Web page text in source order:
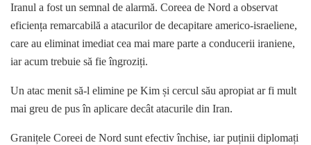
Iranul a fost un semnal de alarmă. Coreea de Nord a observat
eficiența remarcabilă a atacurilor de decapitare americo-israeliene,
care au eliminat imediat cea mai mare parte a conducerii iraniene,
iar acum trebuie să fie îngroziți.
Un atac menit să-l elimine pe Kim și cercul său apropiat ar fi mult
mai greu de pus în aplicare decât atacurile din Iran.
Granițele Coreei de Nord sunt efectiv închise, iar puținii diplomați